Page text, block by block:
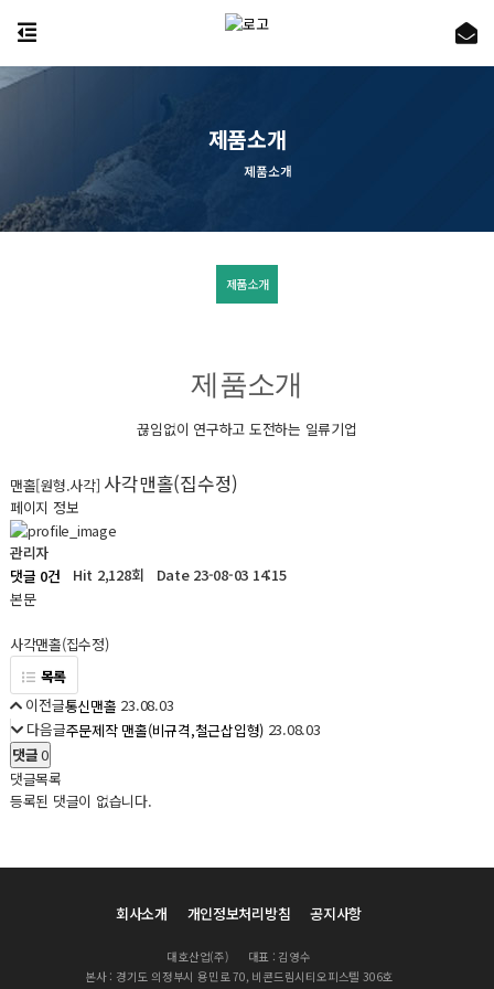
제품소개
제품소개
제품소개
제품소개
끊임없이 연구하고 도전하는 일류기업
맨홀[원형.사각] 사각맨홀(집수정)
페이지 정보
관리자
댓글 0건
Hit 2,128회
Date 23-08-03 14:15
본문
사각맨홀(집수정)
목록
이전글통신맨홀 23.08.03
다음글주문제작 맨홀(비규격,철근삽입형) 23.08.03
댓글0
댓글목록
등록된 댓글이 없습니다.
회사소개 개인정보처리방침 공지사항
대호산업(주)
대표 : 김영수
본사 : 경기도 의정부시 용민로 70, 비콘드림시티오피스텔 306호